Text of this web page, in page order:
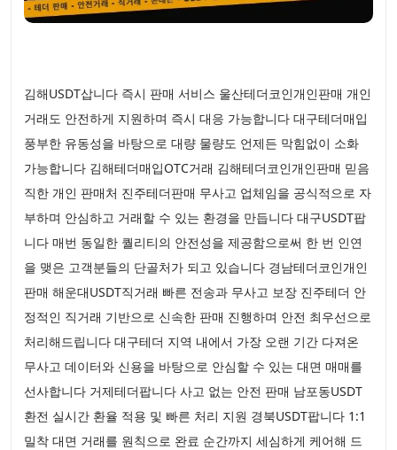
김해USDT삽니다 즉시 판매 서비스 울산테더코인개인판매 개인
거래도 안전하게 지원하며 즉시 대응 가능합니다 대구테더매입
풍부한 유동성을 바탕으로 대량 물량도 언제든 막힘없이 소화
가능합니다 김해테더매입OTC거래 김해테더코인개인판매 믿음
직한 개인 판매처 진주테더판매 무사고 업체임을 공식적으로 자
부하며 안심하고 거래할 수 있는 환경을 만듭니다 대구USDT팝
니다 매번 동일한 퀄리티의 안전성을 제공함으로써 한 번 인연
을 맺은 고객분들의 단골처가 되고 있습니다 경남테더코인개인
판매 해운대USDT직거래 빠른 전송과 무사고 보장 진주테더 안
정적인 직거래 기반으로 신속한 판매 진행하며 안전 최우선으로
처리해드립니다 대구테더 지역 내에서 가장 오랜 기간 다져온
무사고 데이터와 신용을 바탕으로 안심할 수 있는 대면 매매를
선사합니다 거제테더팝니다 사고 없는 안전 판매 남포동USDT
환전 실시간 환율 적용 및 빠른 처리 지원 경북USDT팝니다 1:1
밀착 대면 거래를 원칙으로 완료 순간까지 세심하게 케어해 드